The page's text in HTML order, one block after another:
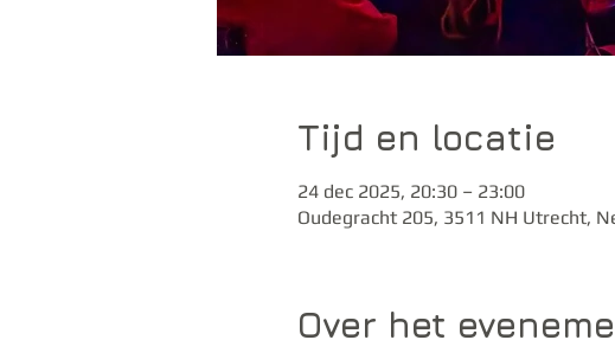
Tijd en locatie
24 dec 2025, 20:30 – 23:00
Oudegracht 205, 3511 NH Utrecht,
Over het